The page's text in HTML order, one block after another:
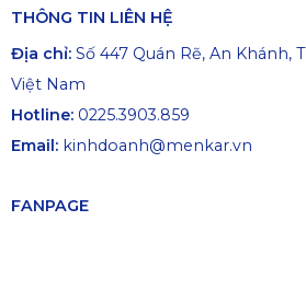
THÔNG TIN LIÊN HỆ
Địa chỉ: Số 447 Quán Rẽ, An Khánh,
Việt Nam
Hotline: 0225.3903.859
Email: kinhdoanh@menkar.vn
FANPAGE